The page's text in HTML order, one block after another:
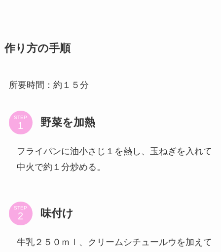
作り方の手順
所要時間：約１５分
STEP 野菜を加熱
フライパンに油小さじ１を熱し、玉ねぎを入れて
中火で約１分炒める。
STEP 味付け
牛乳２５０ｍｌ、クリームシチュールウを加えて